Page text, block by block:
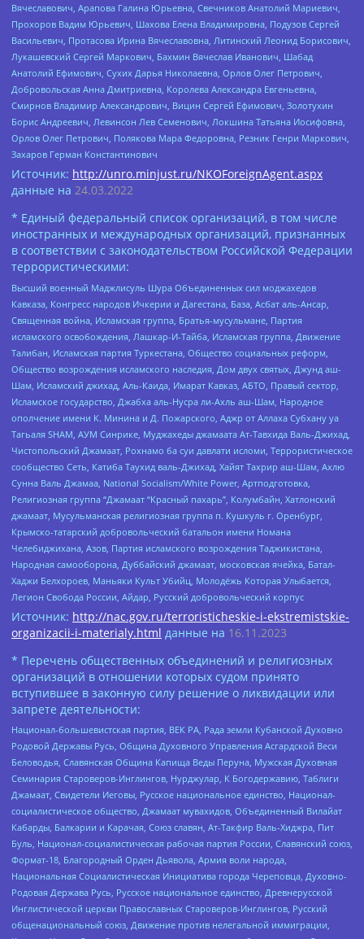
Вячеславович, Арапова Галина Юрьевна, Свечников Анатолий Мариевич,
Прохоров Вадим Юрьевич, Шахова Елена Владимировна, Подузов Сергей
Васильевич, Протасова Ирина Вячеславовна, Литинский Леонид Борисович,
Лукашевский Сергей Маркович, Бахмин Вячеслав Иванович, Шабад
Анатолий Ефимович, Сухих Дарья Николаевна, Орлов Олег Петрович,
Добровольская Анна Дмитриевна, Королева Александра Евгеньевна,
Смирнов Владимир Александрович, Вицин Сергей Ефимович, Золотухин
Борис Андреевич, Левинсон Лев Семенович, Локшина Татьяна Иосифовна,
Орлов Олег Петрович, Полякова Мара Федоровна, Резник Генри Маркович,
Захаров Герман Константинович
Источник: http://unro.minjust.ru/NKOForeignAgent.aspx
данные на 24.03.2022
* Единый федеральный список организаций, в том числе
иностранных и международных организаций, признанных
в соответствии с законодательством Российской Федерации
террористическими:
Высший военный Маджлисуль Шура Объединенных сил моджахедов
Кавказа, Конгресс народов Ичкерии и Дагестана, База, Асбат аль-Ансар,
Священная война, Исламская группа, Братья-мусульмане, Партия
исламского освобождения, Лашкар-И-Тайба, Исламская группа, Движение
Талибан, Исламская партия Туркестана, Общество социальных реформ,
Общество возрождения исламского наследия, Дом двух святых, Джунд аш-
Шам, Исламский джихад, Аль-Каида, Имарат Кавказ, АБТО, Правый сектор,
Исламское государство, Джабха аль-Нусра ли-Ахль аш-Шам, Народное
ополчение имени К. Минина и Д. Пожарского, Аджр от Аллаха Субхану уа
Тагьаля SHAM, АУМ Синрике, Муджахеды джамаата Ат-Тавхида Валь-Джихад,
Чистопольский Джамаат, Рохнамо ба суи давлати исломи, Террористическое
сообщество Сеть, Катиба Таухид валь-Джихад, Хайят Тахрир аш-Шам, Ахлю
Сунна Валь Джамаа, National Socialism/White Power, Артподготовка,
Религиозная группа “Джамаат “Красный пахарь”, Колумбайн, Хатлонский
джамаат, Мусульманская религиозная группа п. Кушкуль г. Оренбург,
Крымско-татарский добровольческий батальон имени Номана
Челебиджихана, Азов, Партия исламского возрождения Таджикистана,
Народная самооборона, Дуббайский джамаат, московская ячейка, Батал-
Хаджи Белхороев, Маньяки Культ Убийц, Молодёжь Которая Улыбается,
Легион Свобода России, Айдар, Русский добровольческий корпус
Источник: http://nac.gov.ru/terroristicheskie-i-ekstremistskie-
organizacii-i-materialy.html данные на 16.11.2023
* Перечень общественных объединений и религиозных
организаций в отношении которых судом принято
вступившее в законную силу решение о ликвидации или
запрете деятельности:
Национал-большевистская партия, ВЕК РА, Рада земли Кубанской Духовно
Родовой Державы Русь, Община Духовного Управления Асгардской Веси
Беловодья, Славянская Община Капища Веды Перуна, Мужская Духовная
Семинария Староверов-Инглингов, Нурджулар, К Богодержавию, Таблиги
Джамаат, Свидетели Иеговы, Русское национальное единство, Национал-
социалистическое общество, Джамаат мувахидов, Объединенный Вилайат
Кабарды, Балкарии и Карачая, Союз славян, Ат-Такфир Валь-Хиджра, Пит
Буль, Национал-социалистическая рабочая партия России, Славянский союз,
Формат-18, Благородный Орден Дьявола, Армия воли народа,
Национальная Социалистическая Инициатива города Череповца, Духовно-
Родовая Держава Русь, Русское национальное единство, Древнерусской
Инглистической церкви Православных Староверов-Инглингов, Русский
общенациональный союз, Движение против нелегальной иммиграции,